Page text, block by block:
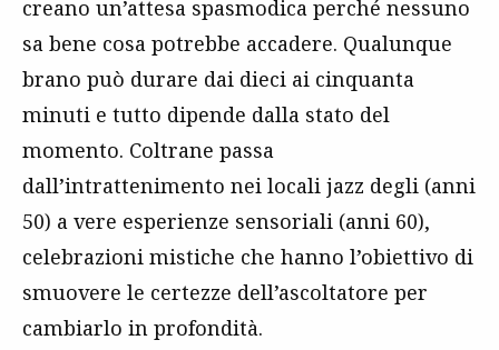
creano un’attesa spasmodica perché nessuno
sa bene cosa potrebbe accadere. Qualunque
brano può durare dai dieci ai cinquanta
minuti e tutto dipende dalla stato del
momento. Coltrane passa
dall’intrattenimento nei locali jazz degli (anni
50) a vere esperienze sensoriali (anni 60),
celebrazioni mistiche che hanno l’obiettivo di
smuovere le certezze dell’ascoltatore per
cambiarlo in profondità.